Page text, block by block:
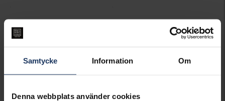
Samtycke Information Om
Denna webbplats använder cookies